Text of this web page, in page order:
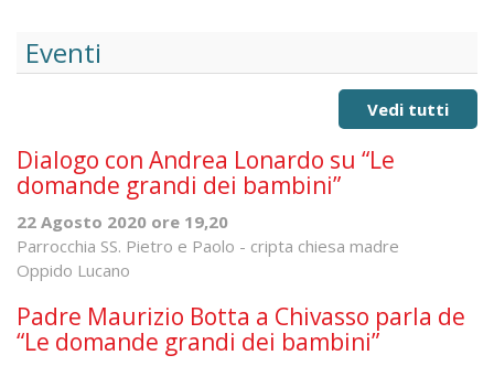
Eventi
Vedi tutti
Dialogo con Andrea Lonardo su “Le
domande grandi dei bambini”
22 Agosto 2020 ore 19,20
Parrocchia SS. Pietro e Paolo - cripta chiesa madre
Oppido Lucano
Padre Maurizio Botta a Chivasso parla de
“Le domande grandi dei bambini”